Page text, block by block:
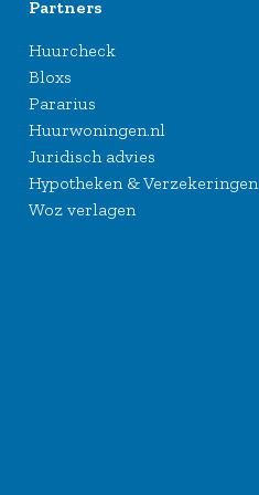
Partners
Huurcheck
Bloxs
Pararius
Huurwoningen.nl
Juridisch advies
Hypotheken & Verzekeringen
Woz verlagen